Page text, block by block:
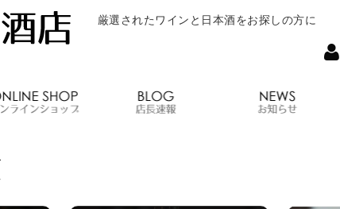
厳選されたワインと日本酒をお探しの方に
たにもと酒店についてオンラインショップ店長速報